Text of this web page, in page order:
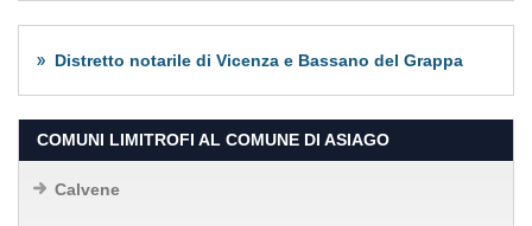
Distretto notarile di Vicenza e Bassano del Grappa
COMUNI LIMITROFI AL COMUNE DI ASIAGO
Calvene